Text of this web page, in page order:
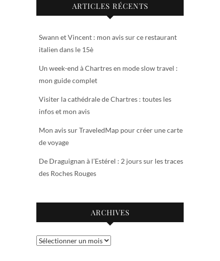
ARTICLES RÉCENTS
Swann et Vincent : mon avis sur ce restaurant
italien dans le 15è
Un week-end à Chartres en mode slow travel :
mon guide complet
Visiter la cathédrale de Chartres : toutes les
infos et mon avis
Mon avis sur TraveledMap pour créer une carte
de voyage
De Draguignan à l’Estérel : 2 jours sur les traces
des Roches Rouges
ARCHIVES
Archives